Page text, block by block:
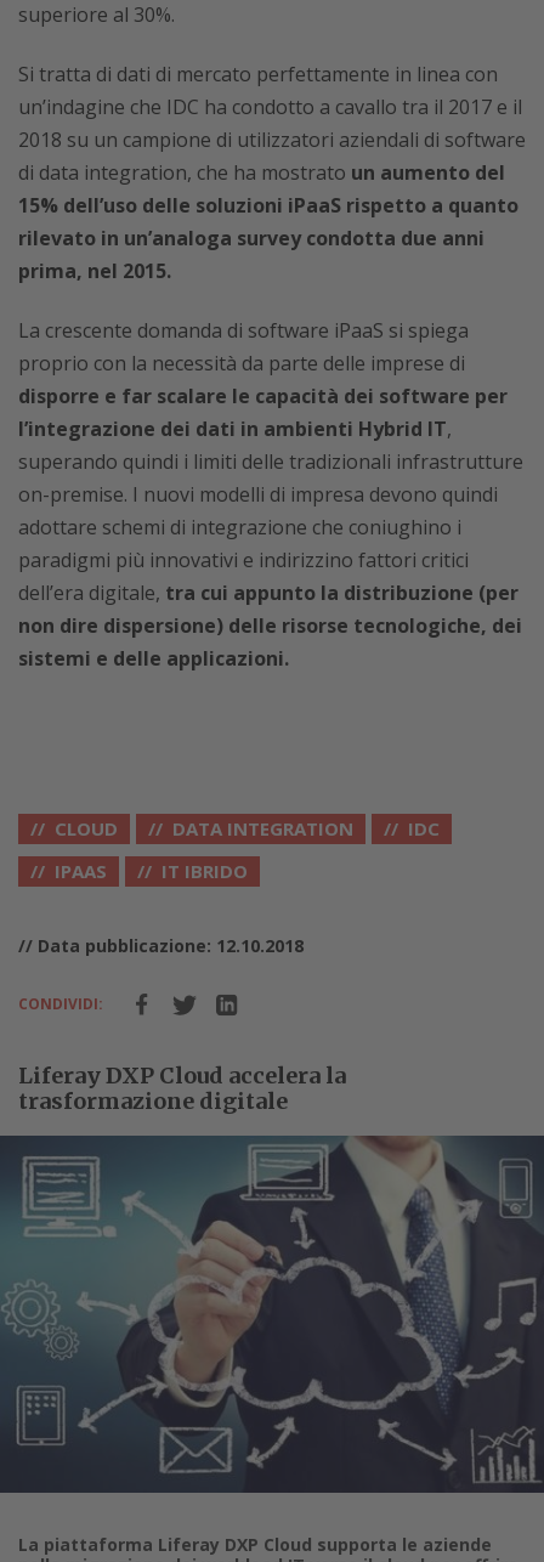
superiore al 30%.
Si tratta di dati di mercato perfettamente in linea con
un’indagine che IDC ha condotto a cavallo tra il 2017 e il
2018 su un campione di utilizzatori aziendali di software
di data integration, che ha mostrato un aumento del
15% dell’uso delle soluzioni iPaaS rispetto a quanto
rilevato in un’analoga survey condotta due anni
prima, nel 2015.
La crescente domanda di software iPaaS si spiega
proprio con la necessità da parte delle imprese di
disporre e far scalare le capacità dei software per
l’integrazione dei dati in ambienti Hybrid IT,
superando quindi i limiti delle tradizionali infrastrutture
on-premise. I nuovi modelli di impresa devono quindi
adottare schemi di integrazione che coniughino i
paradigmi più innovativi e indirizzino fattori critici
dell’era digitale, tra cui appunto la distribuzione (per
non dire dispersione) delle risorse tecnologiche, dei
sistemi e delle applicazioni.
CLOUD DATA INTEGRATION
IDC
IPAAS
IT IBRIDO
// Data pubblicazione: 12.10.2018
CONDIVIDI:
Liferay DXP Cloud accelera la
trasformazione digitale
La piattaforma Liferay DXP Cloud supporta le aziende